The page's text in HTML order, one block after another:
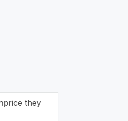
they